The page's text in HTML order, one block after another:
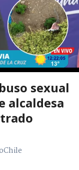
sexual
alcaldesa